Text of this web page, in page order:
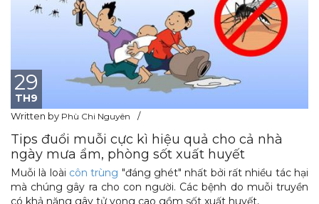
29
TH9
Written by Phù Chi Nguyên
Tips đuổi muỗi cực kì hiệu quả cho cả nhà
ngày mưa ẩm, phòng sốt xuất huyết
Muỗi là loài côn trùng "đáng ghét" nhất bởi rất nhiều tác hại
mà chúng gây ra cho con người. Các bệnh do muỗi truyền
có khả năng gây tử vong cao gồm sốt xuất huyết,